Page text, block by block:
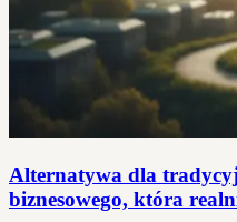
Alternatywa dla
biznesowego, która